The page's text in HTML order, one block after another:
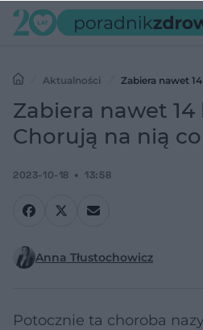
Aktualności
Zabiera nawet
młodsi
Zabiera nawet 14
Chorują na nią
2023-10-18 13:58
Anna Tłustochowicz
Potocznie ta choroba